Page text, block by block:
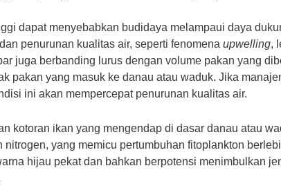
dapat menyebabkan budidaya melampaui daya
penurunan kualitas air, seperti fenomenaupwelling,
juga berbanding lurus dengan volume pakan yang
pakan yang masuk ke danau atau waduk. Jika
ini akan mempercepat penurunan kualitas air.
kotoran ikan yang mengendap di dasar danau atau
nitrogen, yang memicu pertumbuhan fitoplankton
hijau pekat dan bahkan berpotensi menimbulkan